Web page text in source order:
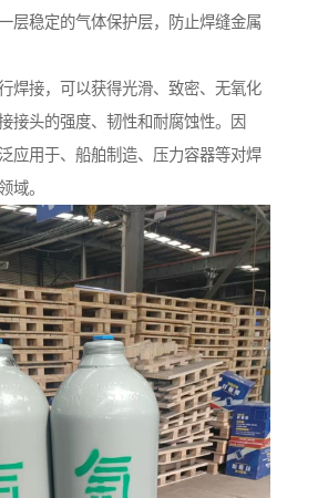
层稳定的气体保护层，防止焊缝金属
焊接，可以获得光滑、致密、无氧化
接头的强度、韧性和耐腐蚀性。因
应用于、船舶制造、压力容器等对焊
域。